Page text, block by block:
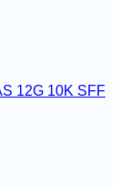
12G 10K SFF